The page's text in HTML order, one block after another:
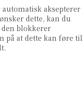
aksepterer
dette, kan du
blokkerer
på at dette kan føre til